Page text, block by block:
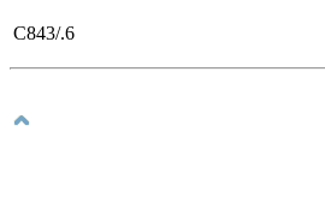
C843/.6